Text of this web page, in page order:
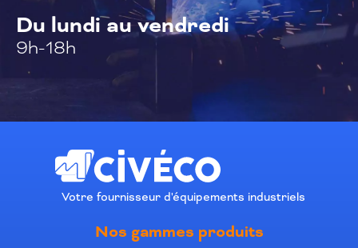
Du lundi au vendredi
9h-18h
Votre fournisseur d'équipements industriels
Nos gammes produits